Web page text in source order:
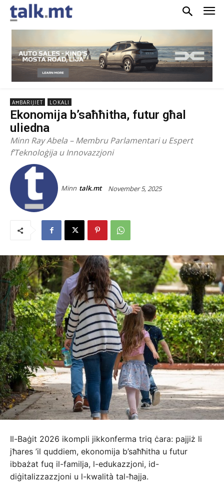
AĦBARIJIET LOKALI
Ekonomija b’saħħitha, futur għal
uliedna
Minn Ray Abela – Membru Parlamentari u Espert
f’Teknoloġija u Innovazzjoni
Minn talk.mt November 5, 2025
Il-Baġit 2026 ikompli jikkonferma triq ċara: pajjiż li
jħares ’il quddiem, ekonomija b’saħħitha u futur
ibbażat fuq il-familja, l-edukazzjoni, id-
diġitalizzazzjoni u l-kwalità tal-ħajja.